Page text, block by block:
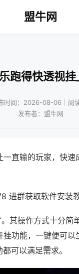
盟牛网
跑得快透视
时间：2026-08-06｜阅
发布者：盟牛网
直输的玩家，快速
进群获取软件安装
其操作方式十分
功能，一键便可
可以满足需求。